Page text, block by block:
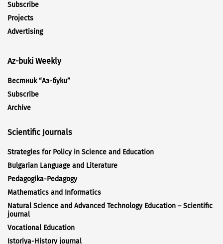
Subscribe
Projects
Advertising
Az-buki Weekly
Вестник “Аз-буки”
Subscribe
Archive
Scientific Journals
Strategies for Policy in Science and Education
Bulgarian Language and Literature
Pedagogika-Pedagogy
Mathematics and Informatics
Natural Science and Advanced Technology Education – Scientific
journal
Vocational Education
Istoriya-History journal